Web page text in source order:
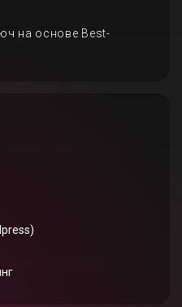
на основе Best-